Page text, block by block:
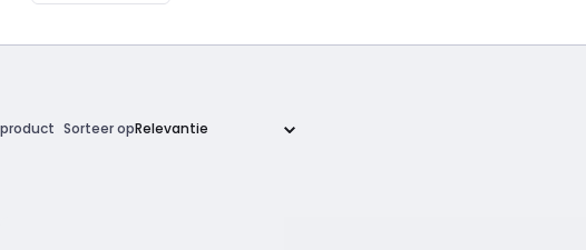
product Sorteer op